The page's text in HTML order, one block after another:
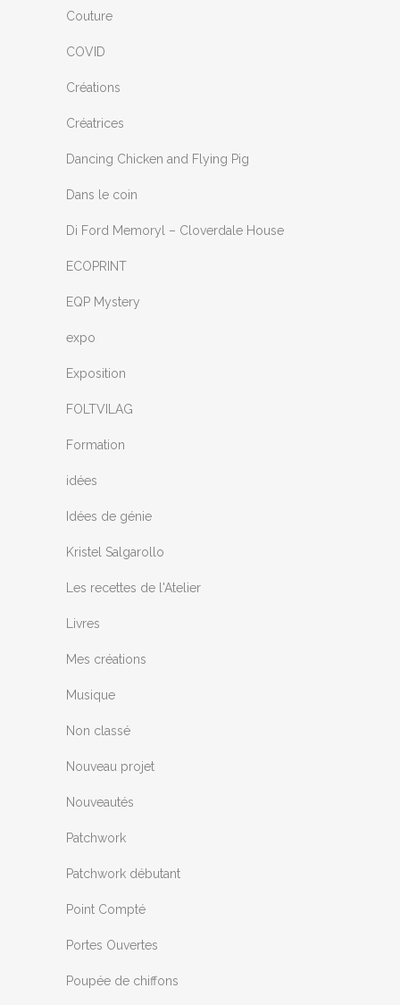
Couture
COVID
Créations
Créatrices
Dancing Chicken and Flying Pig
Dans le coin
Di Ford Memoryl – Cloverdale House
ECOPRINT
EQP Mystery
expo
Exposition
FOLTVILAG
Formation
idées
Idées de génie
Kristel Salgarollo
Les recettes de l'Atelier
Livres
Mes créations
Musique
Non classé
Nouveau projet
Nouveautés
Patchwork
Patchwork débutant
Point Compté
Portes Ouvertes
Poupée de chiffons